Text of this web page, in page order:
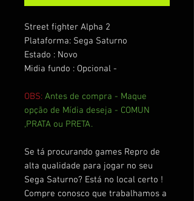
Street fighter Alpha 2
Plataforma: Sega Saturno
Estado : Novo
Midia fundo : Opcional -
OBS: Antes de compra - Maque
opção de Mídia deseja - COMUN
,PRATA ou PRETA.
Se tá procurando games Repro de
alta qualidade para jogar no seu
Sega Saturno? Está no local certo !
Compre conosco que trabalhamos a